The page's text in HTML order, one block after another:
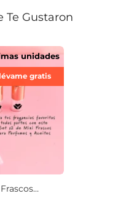
Te Gustaron
unidades
gratis
Y